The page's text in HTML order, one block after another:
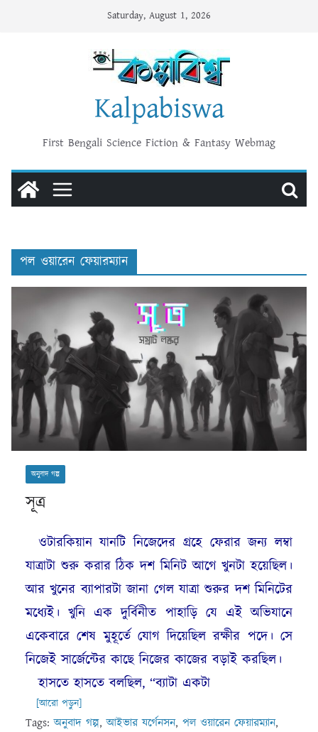
Saturday, August 1, 2026
Kalpabiswa
First Bengali Science Fiction & Fantasy Webmag
পল ওয়ারেন ফেয়ারম্যান
অনুবাদ গল্প
সূত্র
ওটারকিয়ান যানটি নিজেদের গ্রহে ফেরার জন্য লম্বা
যাত্রাটা শুরু করার ঠিক দশ মিনিট আগে খুনটা হয়েছিল।
আর খুনের ব্যাপারটা জানা গেল যাত্রা শুরুর দশ মিনিটের
মধ্যেই। খুনি এক দুর্বিনীত পাহাড়ি যে এই অভিযানে
একেবারে শেষ মুহূর্তে যোগ দিয়েছিল রক্ষীর পদে। সে
নিজেই সার্জেন্টের কাছে নিজের কাজের বড়াই করছিল।
হাসতে হাসতে বলছিল, “ব্যাটা একটা
[আরো পড়ুন]
Tags:অনুবাদ গল্প,আইভার যর্গেনসন, পল ওয়ারেন ফেয়ারম্যান,